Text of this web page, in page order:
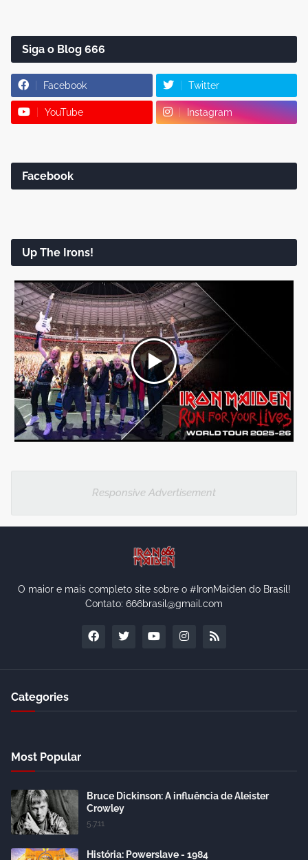
Siga o Blog 666
Facebook Twitter
YouTube Instagram
Facebook
Up The Irons!
Responsive Advertisement
O maior e mais completo site sobre o #IronMaiden do Brasil!
Contato: 666brasil@gmail.com
Categories
Most Popular
Bruce Dickinson: A influência de Aleister
Crowley
5.7.11
História: Powerslave - 1984